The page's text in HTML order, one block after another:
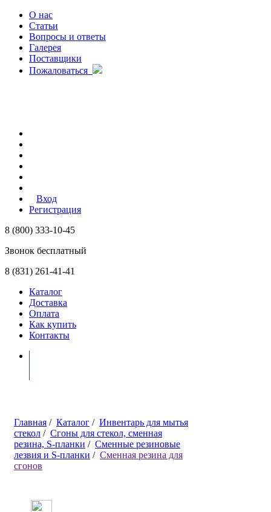
О нас
Статьи
Вопросы и ответы
Галерея
Поставщики
Пожаловаться
Вход
Регистрация
8 (800) 333-10-45
Звонок бесплатный
8 (831) 261-41-41
Каталог
Доставка
Оплата
Как купить
Контакты
Главная / Каталог / Инвентарь для мытья
стекол / Сгоны для стекол, сменная
резина, S-планки / Сменные резиновые
лезвия и S-планки / Сменная резина для
сгонов